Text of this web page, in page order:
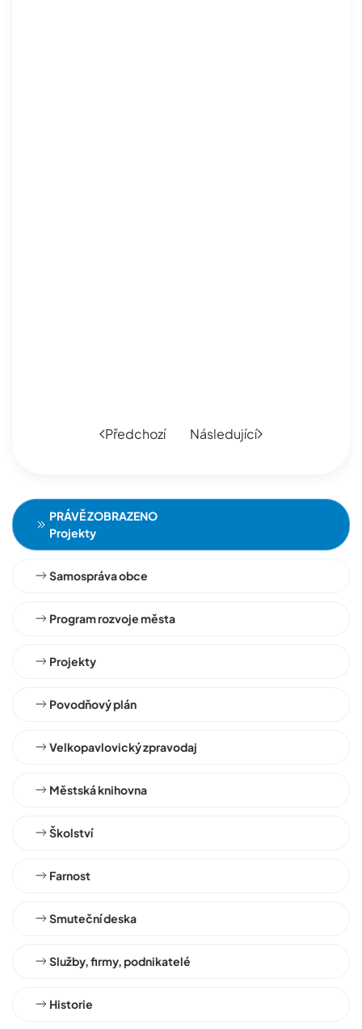
PRÁVĚ ZOBRAZENO
Projekty
Samospráva obce
Program rozvoje města
Projekty
Povodňový plán
Velkopavlovický zpravodaj
Městská knihovna
Školství
Farnost
Smuteční deska
Služby, firmy, podnikatelé
Historie
Předchozí Následující